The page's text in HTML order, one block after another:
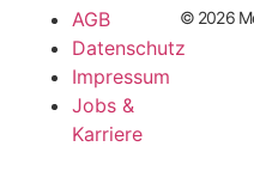
AGB
Datenschutz
Impressum
Jobs &
Karriere
© 2026